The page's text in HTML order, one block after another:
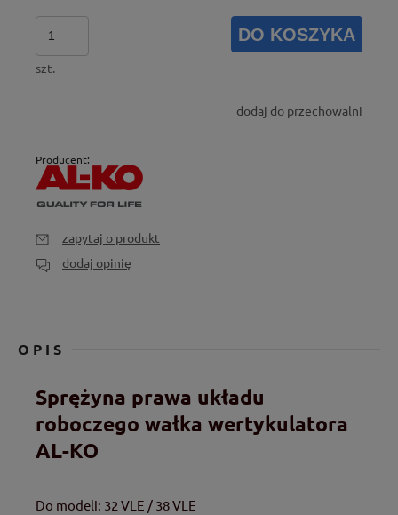
szt.
DO KOSZYKA
dodaj do przechowalni
Producent:
zapytaj o produkt
dodaj opinię
OPIS
Sprężyna prawa układu
roboczego wałka wertykulatora
AL-KO
Do modeli: 32 VLE / 38 VLE